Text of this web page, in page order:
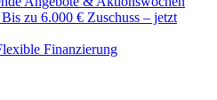
Bis zu 6.000 € Zuschuss – jetzt
Finanzierung